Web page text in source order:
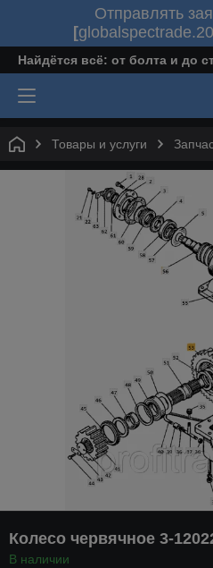
Отправлять
[
Найдётся всё: от болта и до
Товары и услуги
Колесо червячное 3-
В наличии